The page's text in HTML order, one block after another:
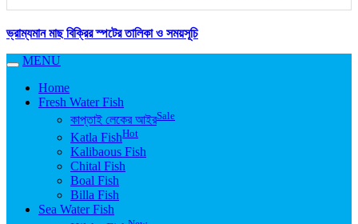
ভ্রাম্যমান মাছ বিক্রির স্পটের তালিকা ও সময়সূচি
MENU
Home
Fresh Water Fish
কাপ্তাই লেকের আইরSale
Katla FishHot
Kalibaous Fish
Chital Fish
Boal Fish
Billa Fish
Sea Water Fish